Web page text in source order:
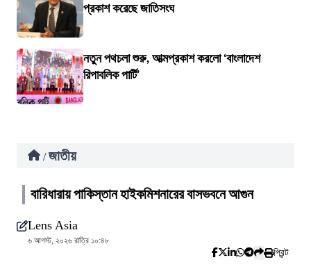
প্রকাশ করেছে জাতিসংঘ
নতুন পথচলা শুরু, আত্মপ্রকাশ করলো ‘বাংলাদেশ
রিপাবলিক পার্টি’
/ জাতীয়
বারিধারায় পাকিস্তান হাইকমিশনারের বাসভবনে আগুন
Lens Asia
৬ আগস্ট, ২০২৬ রাত্রি ১০:৪৮
প্রিন্ট